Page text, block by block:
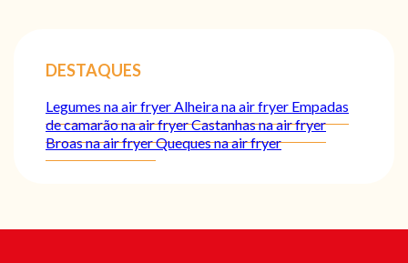
DESTAQUES
Legumes na air fryerAlheira na air fryer Empadas
de camarão na air fryerCastanhas na air fryer
Broas na air fryerQueques na air fryer